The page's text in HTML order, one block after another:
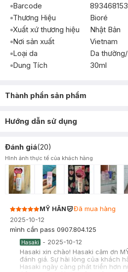
Barcode
Thương Hiệu
Bioré
Xuất xứ thương hiệu
Nhật Bản
Nơi sản xuất
Vietnam
Loại da
Da
Dung Tích
30ml
Thành phần sản phẩm
Hướng dẫn sử dụng
Đánh giá(20)
Hình ảnh thực tế của khách hàng
MỸ HÂN
Đã mua hàng
2025-10-12
mình cần pass 0907.804.125
Hasaki - 2025-10-12
Hasaki xin chào! Hasaki cảm ơn
đánh giá. Sự hài lòng của khách
Hasaki ngày càng phát triển hơn